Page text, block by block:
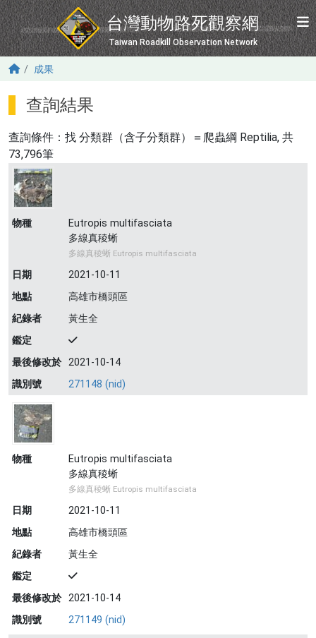
移至主內容
台灣動物路死觀察網
Taiwan Roadkill Observation Network
成果
查詢結果
查詢條件：找 分類群（含子分類群）＝爬蟲綱 Reptilia, 共
73,796筆
物種
Eutropis multifasciata
多線真稜蜥
多線真稜蜥 Eutropis multifasciata
日期
2021-10-11
地點
高雄市橋頭區
紀錄者
黃生全
鑑定
最後修改於 2021-10-14
識別號
271148 (nid)
物種
Eutropis multifasciata
多線真稜蜥
多線真稜蜥 Eutropis multifasciata
日期
2021-10-11
地點
高雄市橋頭區
紀錄者
黃生全
鑑定
最後修改於 2021-10-14
識別號
271149 (nid)